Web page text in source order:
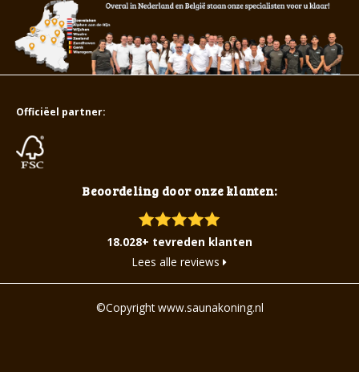
Beoordeling door onze klanten:
18.028+ tevreden klanten
Lees alle reviews
Officiëel partner:
©Copyright www.saunakoning.nl